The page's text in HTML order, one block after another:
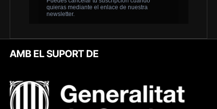
AMB EL SUPORT DE